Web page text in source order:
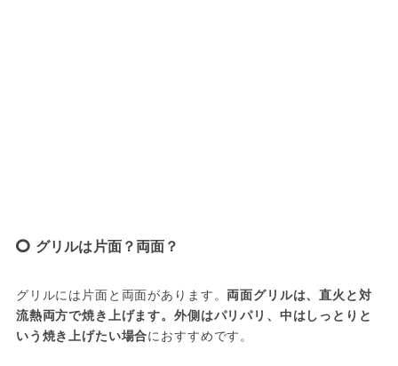
グリルは片面？両面？
グリルには片面と両面があります。 両面グリルは、直火と対
流熱両方で焼き上げます。外側はパリパリ、中はしっとりと
いう焼き上げたい場合におすすめです。